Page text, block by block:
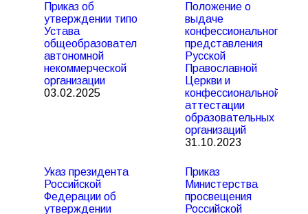
Приказ об
утверждении типового
Устава
общеобразовательной
автономной
некоммерческой
организации
03.02.2025
Положение о
выдаче
конфессионального
представления
Русской
Православной
Церкви и
конфессиональной
аттестации
образовательных
организаций
31.10.2023
Указ президента
Российской
Федерации об
утверждении
Приказ
Министерства
просвещения
Российской